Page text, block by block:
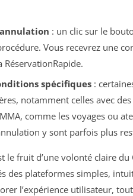
: un clic sur le
Vous recevrez une
spécifiques:
notamment celles avec des
comme les voyages ou
y sont parfois plus
le fruit d’une volonté claire du
des plateformes simples,
l’expérience utilisateur,